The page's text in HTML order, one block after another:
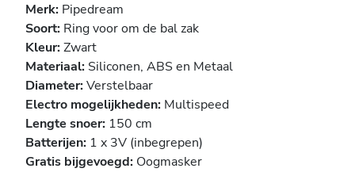
Merk: Pipedream
Soort: Ring voor om de bal zak
Kleur:Zwart
Materiaal: Siliconen, ABS en Metaal
Diameter:Verstelbaar
Electro mogelijkheden: Multispeed
Lengte snoer: 150 cm
Batterijen: 1 x 3V (inbegrepen)
Gratis bijgevoegd: Oogmasker